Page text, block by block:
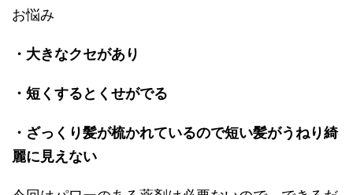
お悩み
・大きなクセがあり
・短くするとくせがでる
・ざっくり髪が梳かれているので短い髪がうねり綺
麗に見えない